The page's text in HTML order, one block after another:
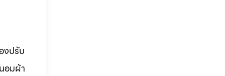
งปรับ
อมผ้า